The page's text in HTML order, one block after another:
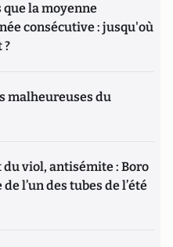
la moyenne
consécutive : jusqu'où
?
malheureuses du
viol, antisémite : Boro
l’un des tubes de l’été